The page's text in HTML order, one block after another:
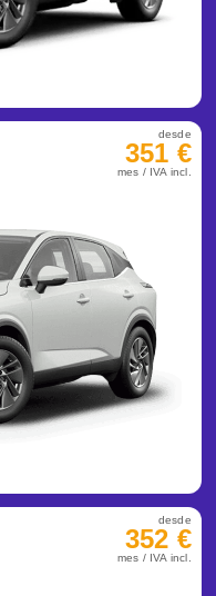
desde
351 €
mes / IVA incl.
desde
352 €
mes / IVA incl.